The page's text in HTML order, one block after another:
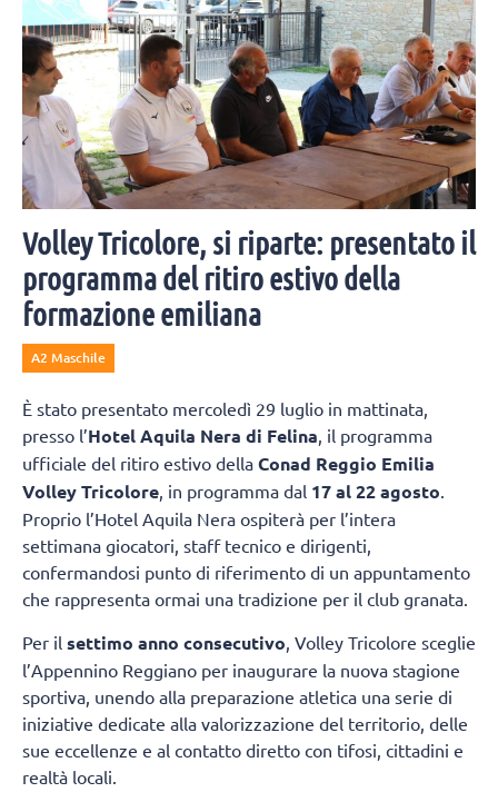
Volley Tricolore, si riparte: presentato il
programma del ritiro estivo della
formazione emiliana
A2 Maschile
È stato presentato mercoledì 29 luglio in mattinata,
presso l’Hotel Aquila Nera di Felina, il programma
ufficiale del ritiro estivo della Conad Reggio Emilia
Volley Tricolore, in programma dal 17 al 22 agosto.
Proprio l’Hotel Aquila Nera ospiterà per l’intera
settimana giocatori, staff tecnico e dirigenti,
confermandosi punto di riferimento di un appuntamento
che rappresenta ormai una tradizione per il club granata.
Per il settimo anno consecutivo , Volley Tricolore sceglie
l’Appennino Reggiano per inaugurare la nuova stagione
sportiva, unendo alla preparazione atletica una serie di
iniziative dedicate alla valorizzazione del territorio, delle
sue eccellenze e al contatto diretto con tifosi, cittadini e
realtà locali.